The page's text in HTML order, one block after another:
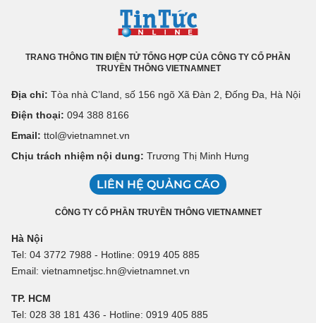
TRANG THÔNG TIN ĐIỆN TỬ TỔNG HỢP CỦA CÔNG TY CỔ PHẦN
TRUYỀN THÔNG VIETNAMNET
Địa chỉ: Tòa nhà C’land, số 156 ngõ Xã Đàn 2, Đống Đa, Hà Nội
Điện thoại: 094 388 8166
Email: ttol@vietnamnet.vn
Chịu trách nhiệm nội dung: Trương Thị Minh Hưng
LIÊN HỆ QUẢNG CÁO
CÔNG TY CỔ PHẦN TRUYỀN THÔNG VIETNAMNET
Hà Nội
Tel: 04 3772 7988 - Hotline: 0919 405 885
Email: vietnamnetjsc.hn@vietnamnet.vn
TP. HCM
Tel: 028 38 181 436 - Hotline: 0919 405 885